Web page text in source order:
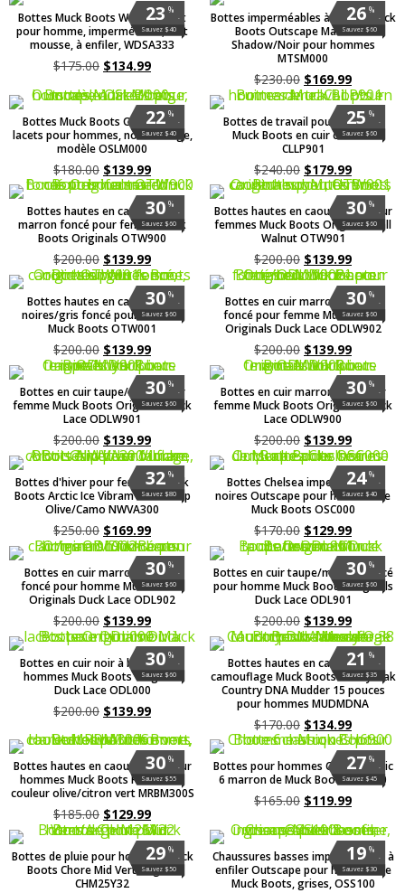
%
.
23
Sauvez $40
Bottes Muck Boots Woody Sport
pour homme, imperméables, vert
mousse, à enfiler, WDSA333
$175.00 $134.99
%
.
26
Sauvez $60
Bottes imperméables à enfiler Muck
Boots Outscape Max Dark
Shadow/Noir pour hommes
MTSM000
$230.00 $169.99
%
.
22
Sauvez $40
Bottes Muck Boots Outscape à
lacets pour hommes, noires/beige,
modèle OSLM000
$180.00 $139.99
%
.
25
Sauvez $60
Bottes de travail pour hommes
Muck Boots en cuir caramel
CLLP901
$240.00 $179.99
%
.
30
Sauvez $60
Bottes hautes en caoutchouc
marron foncé pour femme Muck
Boots Originals OTW900
$200.00 $139.99
%
.
30
Sauvez $60
Bottes hautes en caoutchouc pour
femmes Muck Boots Originals Tall
Walnut OTW901
$200.00 $139.99
%
.
30
Sauvez $60
Bottes hautes en caoutchouc
noires/gris foncé pour femmes
Muck Boots OTW001
$200.00 $139.99
%
.
30
Sauvez $60
Bottes en cuir marron/marron
foncé pour femme Muck Boots
Originals Duck Lace ODLW902
$200.00 $139.99
%
.
30
Sauvez $60
Bottes en cuir taupe/noyer pour
femme Muck Boots Originals Duck
Lace ODLW901
$200.00 $139.99
%
.
30
Sauvez $60
Bottes en cuir marron/noir pour
femme Muck Boots Originals Duck
Lace ODLW900
$200.00 $139.99
%
.
32
Sauvez $80
Bottes d'hiver pour femmes Muck
Boots Arctic Ice Vibram Arctic Grip
Olive/Camo NWVA300
$250.00 $169.99
%
.
24
Sauvez $40
Bottes Chelsea imperméables
noires Outscape pour hommes de
Muck Boots OSC000
$170.00 $129.99
%
.
30
Sauvez $60
Bottes en cuir marron/marron
foncé pour homme Muck Boots
Originals Duck Lace ODL902
$200.00 $139.99
%
.
30
Sauvez $60
Bottes en cuir taupe/marron foncé
pour homme Muck Boots Originals
Duck Lace ODL901
$200.00 $139.99
%
.
30
Sauvez $60
Bottes en cuir noir à lacets pour
hommes Muck Boots Originals
Duck Lace ODL000
$200.00 $139.99
%
.
21
Sauvez $35
Bottes hautes en caoutchouc
camouflage Muck Boots Mossy Oak
Country DNA Mudder 15 pouces
pour hommes MUDMDNA
$170.00 $134.99
%
.
30
Sauvez $55
Bottes hautes en caoutchouc pour
hommes Muck Boots Harvester,
couleur olive/citron vert MRBM300S
$185.00 $129.99
%
.
27
Sauvez $45
Bottes pour hommes Chore Classic
6 marron de Muck Boots CH6900
$165.00 $119.99
%
.
29
Sauvez $50
Bottes de pluie pour hommes Muck
Boots Chore Mid Vert/Argent
CHM25Y32
%
.
19
Sauvez $30
Chaussures basses imperméables à
enfiler Outscape pour hommes de
Muck Boots, grises, OSS100